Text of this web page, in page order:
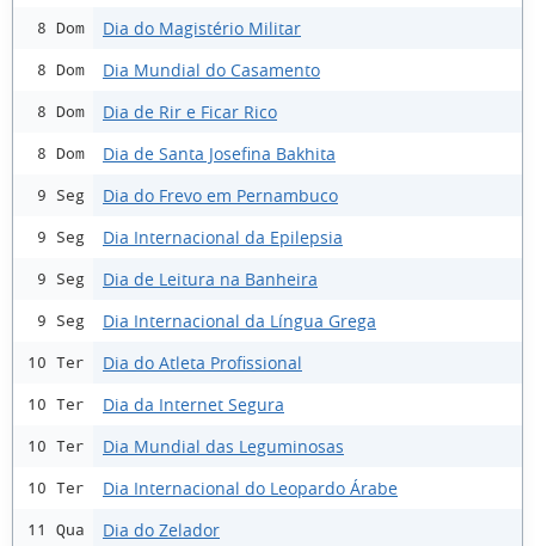
8 Dom Dia do Magistério Militar
8 Dom Dia Mundial do Casamento
8 Dom Dia de Rir e Ficar Rico
8 Dom Dia de Santa Josefina Bakhita
9 Seg Dia do Frevo em Pernambuco
9 Seg Dia Internacional da Epilepsia
9 Seg Dia de Leitura na Banheira
9 Seg Dia Internacional da Língua Grega
10 Ter Dia do Atleta Profissional
10 Ter Dia da Internet Segura
10 Ter Dia Mundial das Leguminosas
10 Ter Dia Internacional do Leopardo Árabe
11 Qua Dia do Zelador